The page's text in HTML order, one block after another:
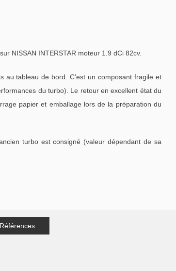
NISSAN INTERSTAR moteur 1.9 dCi 82cv.
au tableau de bord. C’est un composant fragile et
du turbo). Le retour en excellent état du
papier et emballage lors de la préparation du
turbo est consigné (valeur dépendant de sa